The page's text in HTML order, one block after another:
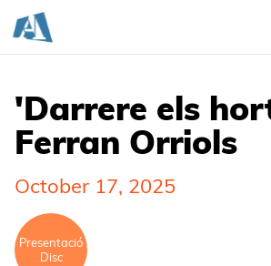
'Darrere els
Ferran Orriols
October 17, 2025
Presentació
Disc